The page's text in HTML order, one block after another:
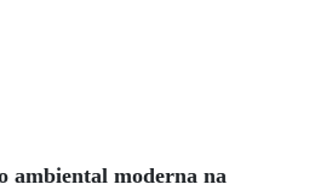
ambiental moderna na